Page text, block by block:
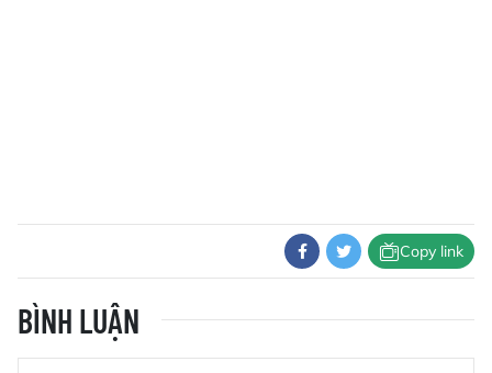
Copy link
BÌNH LUẬN